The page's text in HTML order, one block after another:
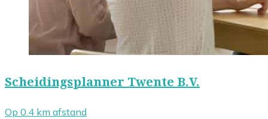
Scheidingsplanner Twente B.V.
Op 0.4 km afstand